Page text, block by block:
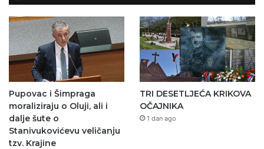
Pupovac i Šimpraga
moraliziraju o Oluji, ali i
dalje šute o
Stanivukovićevu veličanju
tzv. Krajine
TRI DESETLJEĆA KRIKOVA
OČAJNIKA
1 dan ago